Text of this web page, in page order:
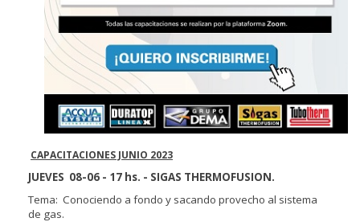
CAPACITACIONES JUNIO 2023
JUEVES 08-06 - 17 hs. - SIGAS THERMOFUSION.
Tema: Conociendo a fondo y sacando provecho al sistema
de gas.